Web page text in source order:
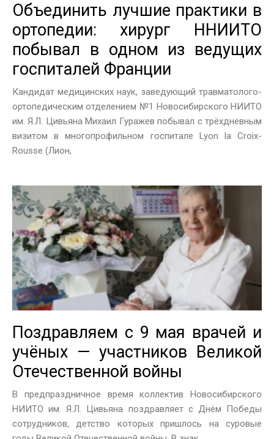
Объединить лучшие практики в
ортопедии: хирург ННИИТО
побывал в одном из ведущих
госпиталей Франции
Кандидат медицинских наук, заведующий травматолого-
ортопедическим отделением №1 Новосибирского НИИТО
им. Я.Л. Цивьяна Михаил Гуражев побывал с трёхдневным
визитом в многопрофильном госпитале Lyon la Croix-
Rousse (Лион,
Поздравляем с 9 мая врачей и
учёных — участников Великой
Отечественной войны
В предпраздничное время коллектив Новосибирского
НИИТО им. Я.Л. Цивьяна поздравляет с Днём Победы
сотрудников, детство которых пришлось на суровые